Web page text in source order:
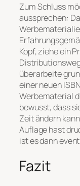
Zum Schluss
aussprechen:
Kopf, ziehe ein
überarbeite
einer neuen
Werbematerial
bewusst, dass
Zeit ändern
Auflage hast
ist es dann
Fazit